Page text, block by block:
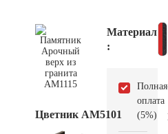
Цветник АМ5101
Материал
:
Полная
оплата
(5%)